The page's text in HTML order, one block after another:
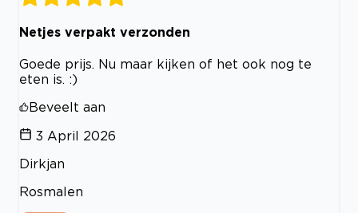
Netjes verpakt verzonden
Goede prijs. Nu maar kijken of het ook nog te
eten is. :)
Beveelt aan
3 April 2026
Dirkjan
Rosmalen